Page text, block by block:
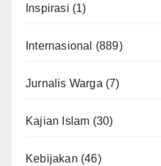
Inspirasi (1)
Internasional (889)
Jurnalis Warga (7)
Kajian Islam (30)
Kebijakan (46)